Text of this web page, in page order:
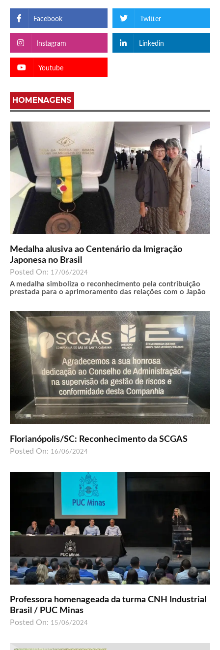
Facebook Twitter
Instagram Linkedin
Youtube
HOMENAGENS
Medalha alusiva ao Centenário da Imigração
Japonesa no Brasil
Posted On: 17/06/2024
A medalha simboliza o reconhecimento pela contribuição
prestada para o aprimoramento das relações com o Japão
Florianópolis/SC: Reconhecimento da SCGAS
Posted On: 16/06/2024
Professora homenageada da turma CNH Industrial
Brasil / PUC Minas
Posted On: 15/06/2024